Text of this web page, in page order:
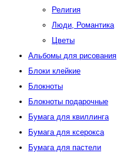
Религия
Люди, Романтика
Цветы
Альбомы для рисования
Блоки клейкие
Блокноты
Блокноты подарочные
Бумага для квиллинга
Бумага для ксерокса
Бумага для пастели